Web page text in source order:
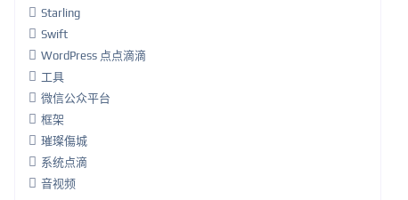
Starling
Swift
WordPress 点点滴滴
工具
微信公众平台
框架
璀璨傷城
系统点滴
音视频